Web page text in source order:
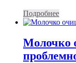
Подробнее
Молочко